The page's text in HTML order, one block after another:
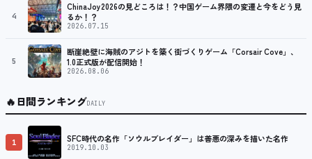
4
ChinaJoy2026の見どころは！？中国ゲーム界隈の変遷と今をどう見
るか！？
2026.07.15
5
断崖絶壁に海賊のアジトを築く街づくりゲーム「Corsair Cove」、
1.0正式版が配信開始！
2026.08.06
🔥日間ランキングDAILY
1 SFC時代の名作「ソウルブレイダー」は善悪の深みを描いた名作
2019.10.03